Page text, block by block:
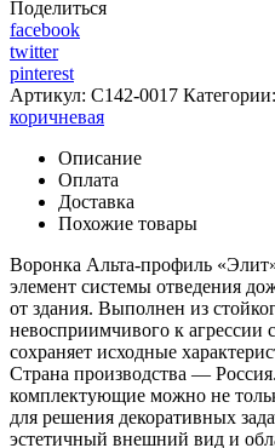
Поделиться
facebook
twitter
pinterest
Артикул: C142-0017 Категории:
коричневая
Описание
Оплата
Доставка
Похожие товары
Воронка Альта-профиль
элемент системы отведения
от здания. Выполнен из
невосприимчивого к агрессии
сохраняет исходные
Страна производства —
комплектующие можно не
для решения декоративных
эстетичный внешний вид и